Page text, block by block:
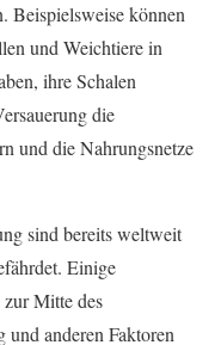
Beispielsweise können
und Weichtiere in
ihre Schalen
die
und die Nahrungsnetze
sind bereits weltweit
Einige
zur Mitte des
und anderen Faktoren